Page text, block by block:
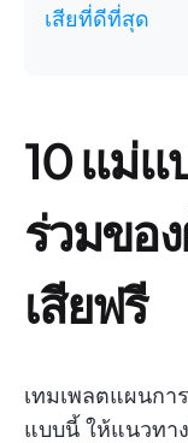
เสียที่ดีที่สุด
10 แม่แ
ร่วมขอ
เสียฟรี
เทมเพลตแผนกา
แบบนี้ ให้แนวทา